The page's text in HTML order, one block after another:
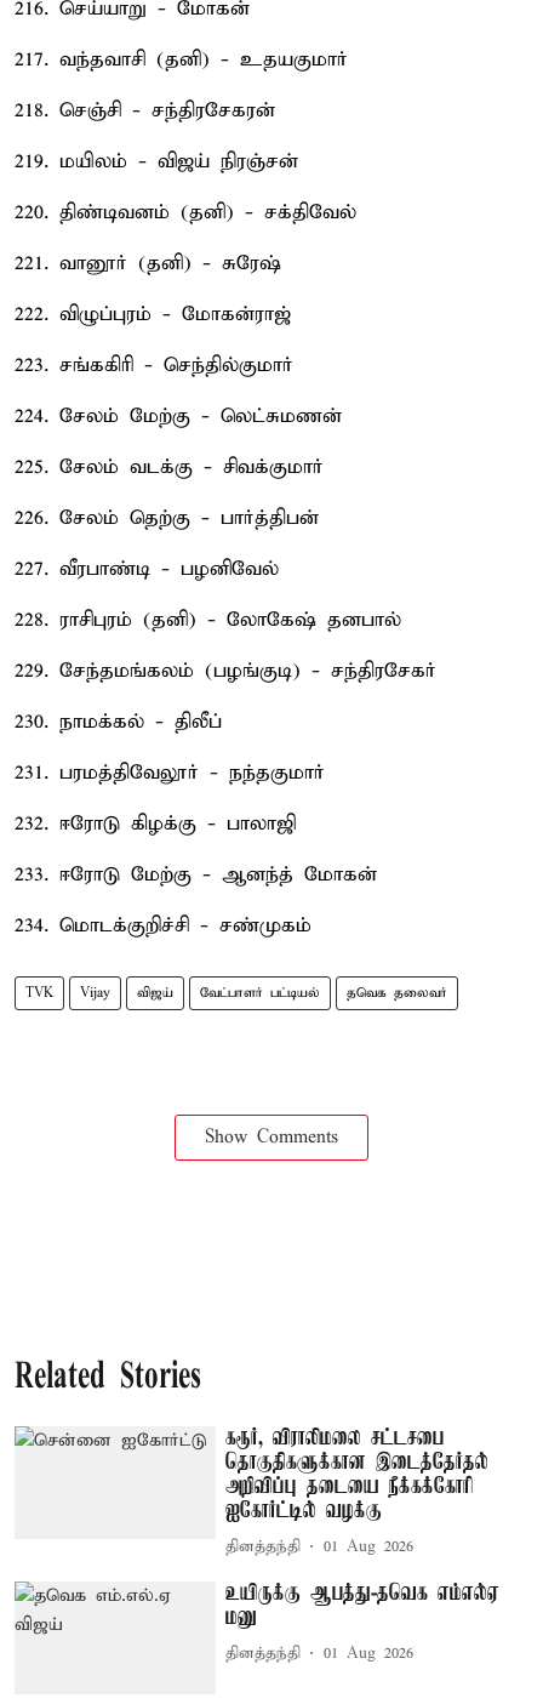
216. செய்யாறு - மோகன்
217. வந்தவாசி (தனி) - உதயகுமார்
218. செஞ்சி - சந்திரசேகரன்
219. மயிலம் - விஜய் நிரஞ்சன்
220. திண்டிவனம் (தனி) - சக்திவேல்
221. வானூர் (தனி) - சுரேஷ்
222. விழுப்புரம் - மோகன்ராஜ்
223. சங்ககிரி - செந்தில்குமார்
224. சேலம் மேற்கு - லெட்சுமணன்
225. சேலம் வடக்கு - சிவக்குமார்
226. சேலம் தெற்கு - பார்த்திபன்
227. வீரபாண்டி - பழனிவேல்
228. ராசிபுரம் (தனி) - லோகேஷ் தனபால்
229. சேந்தமங்கலம் (பழங்குடி) - சந்திரசேகர்
230. நாமக்கல் - திலீப்
231. பரமத்திவேலூர் - நந்தகுமார்
232. ஈரோடு கிழக்கு - பாலாஜி
233. ஈரோடு மேற்கு - ஆனந்த் மோகன்
234. மொடக்குறிச்சி - சண்முகம்
TVK Vijay விஜய் வேட்பாளர் பட்டியல் தவெக தலைவர்
Show Comments
Related Stories
கரூர், விராலிமலை சட்டசபை
தொகுதிகளுக்கான இடைத்தேர்தல்
அறிவிப்பு தடையை நீக்கக்கோரி
ஐகோர்ட்டில் வழக்கு
தினத்தந்தி 01 Aug 2026
உயிருக்கு ஆபத்து-தவெக எம்எல்ஏ
மனு
தினத்தந்தி 01 Aug 2026